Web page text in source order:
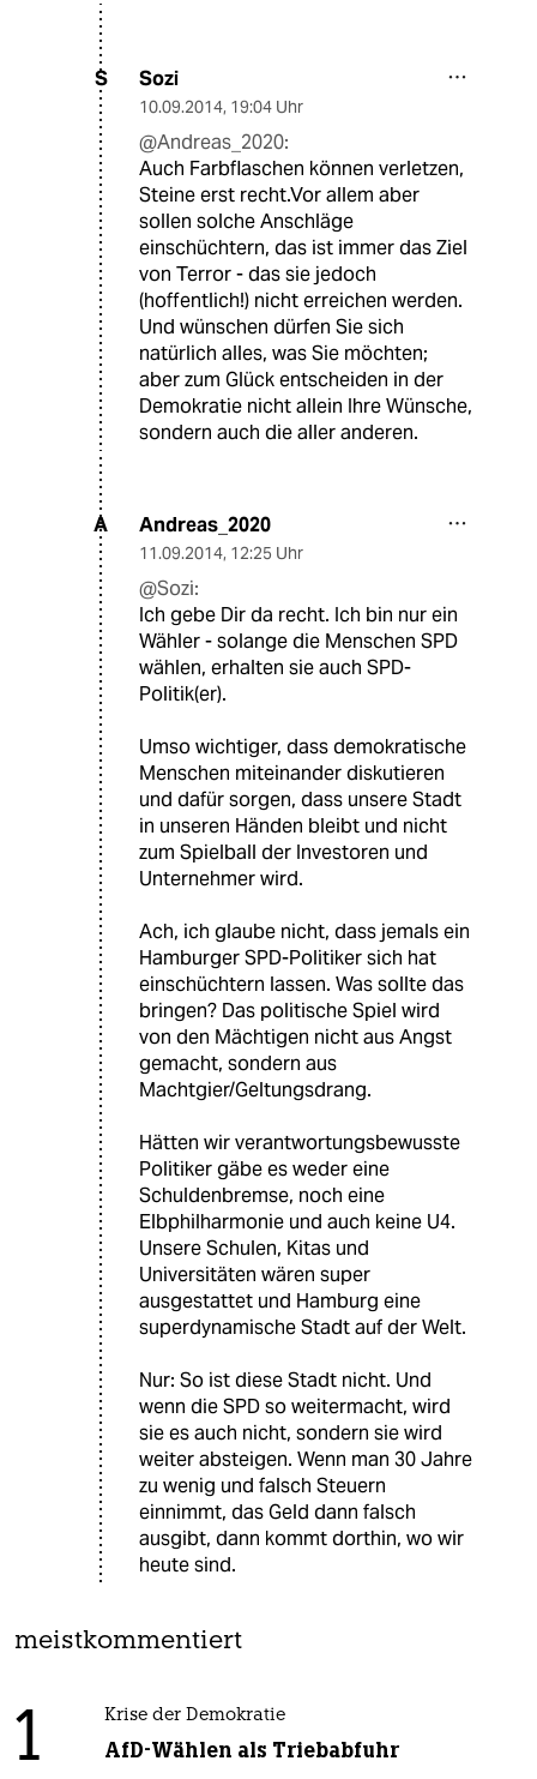
S Sozi
10.09.2014, 19:04 Uhr
@Andreas_2020:
Auch Farbflaschen können verletzen,
Steine erst recht.Vor allem aber
sollen solche Anschläge
einschüchtern, das ist immer das Ziel
von Terror - das sie jedoch
(hoffentlich!) nicht erreichen werden.
Und wünschen dürfen Sie sich
natürlich alles, was Sie möchten;
aber zum Glück entscheiden in der
Demokratie nicht allein Ihre Wünsche,
sondern auch die aller anderen.
A Andreas_2020
11.09.2014, 12:25 Uhr
@Sozi:
Ich gebe Dir da recht. Ich bin nur ein
Wähler - solange die Menschen SPD
wählen, erhalten sie auch SPD-
Politik(er).
Umso wichtiger, dass demokratische
Menschen miteinander diskutieren
und dafür sorgen, dass unsere Stadt
in unseren Händen bleibt und nicht
zum Spielball der Investoren und
Unternehmer wird.
Ach, ich glaube nicht, dass jemals ein
Hamburger SPD-Politiker sich hat
einschüchtern lassen. Was sollte das
bringen? Das politische Spiel wird
von den Mächtigen nicht aus Angst
gemacht, sondern aus
Machtgier/Geltungsdrang.
Hätten wir verantwortungsbewusste
Politiker gäbe es weder eine
Schuldenbremse, noch eine
Elbphilharmonie und auch keine U4.
Unsere Schulen, Kitas und
Universitäten wären super
ausgestattet und Hamburg eine
superdynamische Stadt auf der Welt.
Nur: So ist diese Stadt nicht. Und
wenn die SPD so weitermacht, wird
sie es auch nicht, sondern sie wird
weiter absteigen. Wenn man 30 Jahre
zu wenig und falsch Steuern
einnimmt, das Geld dann falsch
ausgibt, dann kommt dorthin, wo wir
heute sind.
meistkommentiert
1 Krise der Demokratie
AfD-Wählen als Triebabfuhr